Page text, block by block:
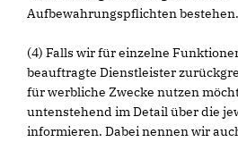
Aufbewahrungspflichten bestehen.
(4) Falls wir für einzelne
beauftragte Dienstleister
für werbliche Zwecke nutzen
untenstehend im Detail über die
informieren. Dabei nennen wir